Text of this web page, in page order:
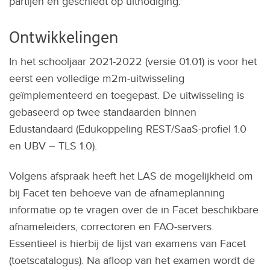
Ontwikkelingen
In het schooljaar 2021-2022 (versie 01.01) is voor het
eerst een volledige m2m-uitwisseling
geïmplementeerd en toegepast. De uitwisseling is
gebaseerd op twee standaarden binnen
Edustandaard (Edukoppeling REST/SaaS-profiel 1.0
en UBV – TLS 1.0).
Volgens afspraak heeft het LAS de mogelijkheid om
bij Facet ten behoeve van de afnameplanning
informatie op te vragen over de in Facet beschikbare
afnameleiders, correctoren en FAO-servers.
Essentieel is hierbij de lijst van examens van Facet
(toetscatalogus). Na afloop van het examen wordt de